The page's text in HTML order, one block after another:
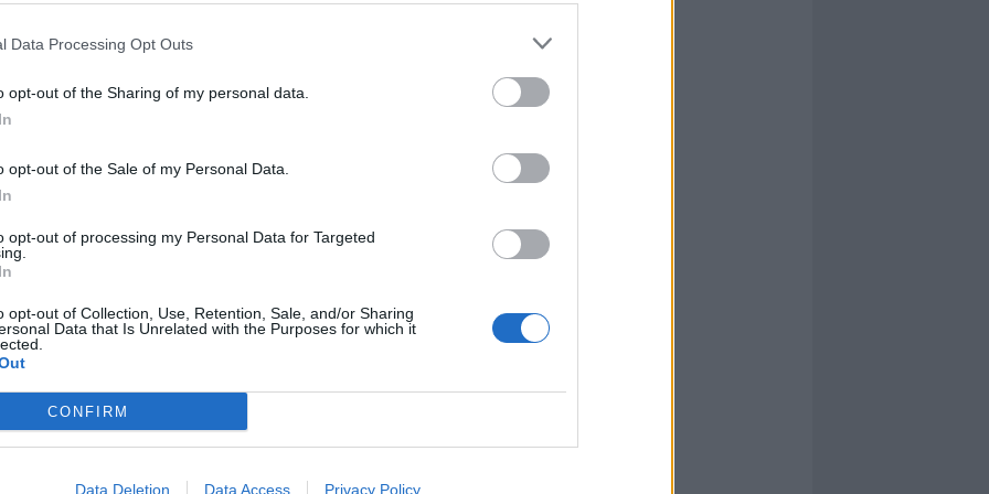
Data Processing Opt Outs
opt-out of the Sharing of my personal data.
opt-out of the Sale of my Personal Data.
opt-out of processing my Personal Data for Targeted
opt-out of Collection, Use, Retention, Sale, and/or Sharing
Data that Is Unrelated with the Purposes for which it
CONFIRM
Data Deletion Data Access Privacy Policy
carrozza e ha finito la sua corsa
arriveranno anche dalle autopsie
tre pendolari morte del disastro
un centinaio, invece, i viaggiatori che
feriti nel disastro. Nel frattempo, questa
di trasporto sono stati sorpresi
lungo i binari di Pioltello, a un centinaio
deragliato il treno. I quattro si
dell?area messa sotto
magistratura e per questo sono stati
identificati e denunciati per
sigilli. Sequestrato anche tutto il
cui erano in possesso. "I tecnici erano
in controlli tecnici tra